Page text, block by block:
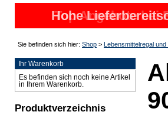
Top Angebote bei
Hohe
Sie befinden sich hier: Shop > Lebensmittelregal
Ihr Warenkorb
Es befinden sich noch keine Artikel
in Ihrem Warenkorb.
Produktverzeichnis